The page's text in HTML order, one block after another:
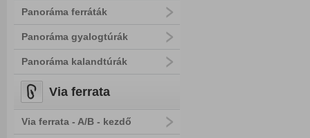
Panoráma ferráták
Panoráma gyalogtúrák
Panoráma kalandtúrák
Via ferrata
Via ferrata - A/B - kezdő